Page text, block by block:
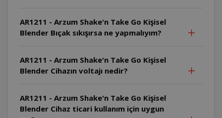
AR1211 - Arzum Shake'n Take Go Kişisel
Blender Bıçak sıkışırsa ne yapmalıyım?
AR1211 - Arzum Shake'n Take Go Kişisel
Blender Cihazın voltajı nedir?
AR1211 - Arzum Shake'n Take Go Kişisel
Blender Cihaz ticari kullanım için uygun